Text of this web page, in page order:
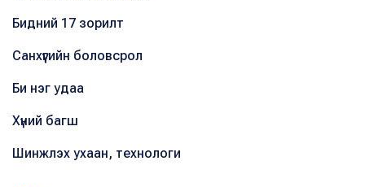
Бидний 17 зорилт
Санхүүгийн боловсрол
Би нэг удаа
Хүний багш
Шинжлэх ухаан, технологи